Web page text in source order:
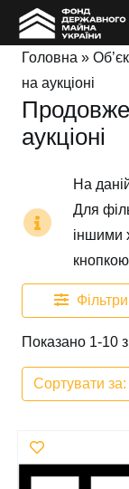
Головна »
на аукціоні
аукціоні
На
Для
іншими
Фільтри
Показано 1-10
Сортувати за: